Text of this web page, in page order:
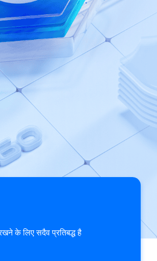
के लिए सदैव प्रतिबद्ध है